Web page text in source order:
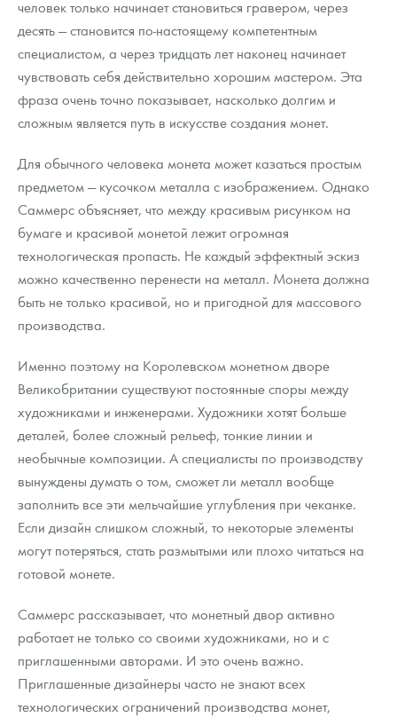
человек только начинает становиться гравером, через
десять — становится по-настоящему компетентным
специалистом, а через тридцать лет наконец начинает
чувствовать себя действительно хорошим мастером. Эта
фраза очень точно показывает, насколько долгим и
сложным является путь в искусстве создания монет.
Для обычного человека монета может казаться простым
предметом — кусочком металла с изображением. Однако
Саммерс объясняет, что между красивым рисунком на
бумаге и красивой монетой лежит огромная
технологическая пропасть. Не каждый эффектный эскиз
можно качественно перенести на металл. Монета должна
быть не только красивой, но и пригодной для массового
производства.
Именно поэтому на Королевском монетном дворе
Великобритании существуют постоянные споры между
художниками и инженерами. Художники хотят больше
деталей, более сложный рельеф, тонкие линии и
необычные композиции. А специалисты по производству
вынуждены думать о том, сможет ли металл вообще
заполнить все эти мельчайшие углубления при чеканке.
Если дизайн слишком сложный, то некоторые элементы
могут потеряться, стать размытыми или плохо читаться на
готовой монете.
Саммерс рассказывает, что монетный двор активно
работает не только со своими художниками, но и с
приглашенными авторами. И это очень важно.
Приглашенные дизайнеры часто не знают всех
технологических ограничений производства монет,